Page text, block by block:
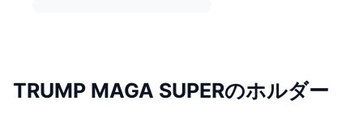
TRUMP MAGA SUPERのホルダー